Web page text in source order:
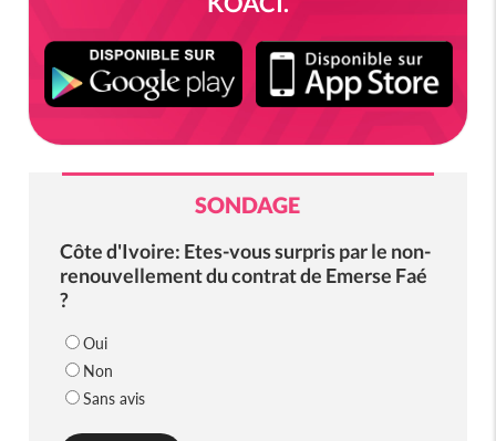
SONDAGE
Côte d'Ivoire: Etes-vous surpris par le non-
renouvellement du contrat de Emerse Faé
?
Oui
Non
Sans avis